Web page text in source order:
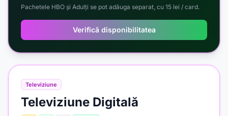
Televiziune
Televiziune Digitală
Pachetele HBO și Adulți se pot adăuga separat, cu 15 lei / card.
Verifică disponibilitatea